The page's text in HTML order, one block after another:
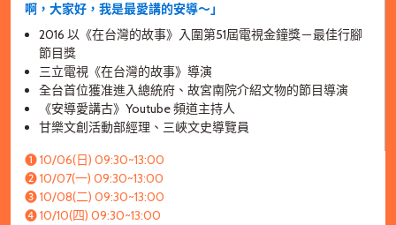
啊，大家好，我是最愛講的安導～」
2016 以《在台灣的故事》入圍第51屆電視金鐘獎－最佳行腳
節目獎
三立電視《在台灣的故事》導演
全台首位獲准進入總統府、故宮南院介紹文物的節目導演
《安導愛講古》Youtube 頻道主持人
甘樂文創活動部經理、三峽文史導覽員
➊ 10/06(日) 09:30~13:00
➋ 10/07(一) 09:30~13:00
➌ 10/08(二) 09:30~13:00
➍ 10/10(四) 09:30~13:00